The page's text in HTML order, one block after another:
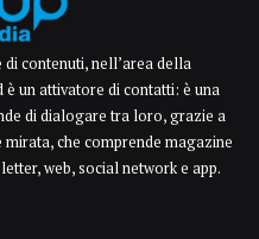
contenuti, nell’area della
un attivatore di contatti: è una
di dialogare tra loro, grazie a
che comprende magazine
web, social network e app.